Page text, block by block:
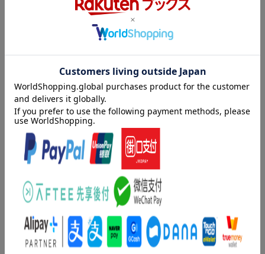
言語)
ドルビーアトモス(オリジナル音声方式)／
ドルビーTrueHD(オリジナル音声方式)／ド
ルビーデジタル5.1chサラウンド(オリジナ
ウンド(吹替音声方式)
字幕言語
日本語字幕／聴覚障害者用字幕SDH(英語)
／吹替字幕
制作国 アメリカ
制作年 2024年
JOKER: FOLIE A DEUX
・ドキュメンタリー パート1：アーカム州立病院
・ドキュメンタリー パート4：ファイナルシーン
・音楽の持つ力
・精巧なセットデザイン
・狂喜の色彩
・アニメーションシーン
内容紹介
全世界待望の衝撃再び。“ジョーカー”の新しい物語が幕を開け
る、傑作サスペンス・エンターテイメント “悪のカリスマ”【最後
■前作をも上回る世紀の傑作! 世界中で大旋風を起こし、日本で
も社会現象となった『ジョーカー』（2019）。